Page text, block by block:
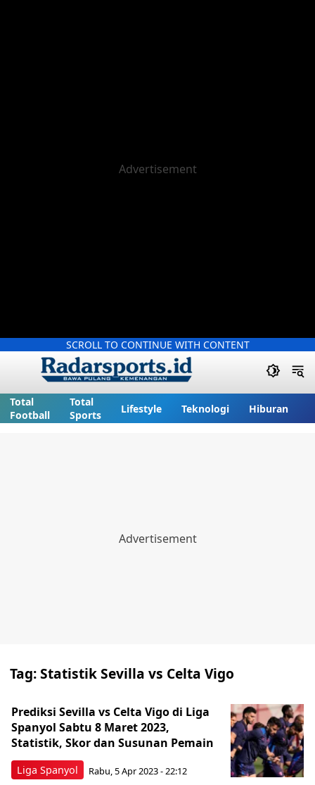
SCROLL TO CONTINUE WITH CONTENT
Total
Football
Total
Sports
Lifestyle Teknologi Hiburan
Tag:Statistik Sevilla vs Celta Vigo
Liga Spanyol
Prediksi Sevilla vs Celta Vigo di Liga
Spanyol Sabtu 8 Maret 2023,
Statistik, Skor dan Susunan Pemain
Rabu, 5 Apr 2023 - 22:12